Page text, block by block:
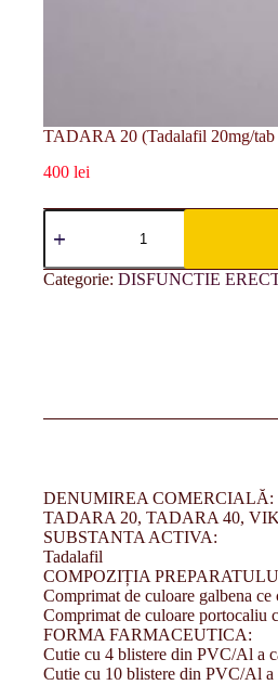
TADARA 20 (Tadalafil 20mg/tab
400 lei
Categorie: DISFUNCTIE
DENUMIREA COMERCIALĂ:
TADARA 20, TADARA 40,
SUBSTANTA ACTIVA:
Tadalafil
COMPOZIȚIA
Comprimat de culoare galbena ce
Comprimat de culoare portocaliu
FORMA FARMACEUTICA:
Cutie cu 4 blistere din PVC/Al a
Cutie cu 10 blistere din PVC/Al a